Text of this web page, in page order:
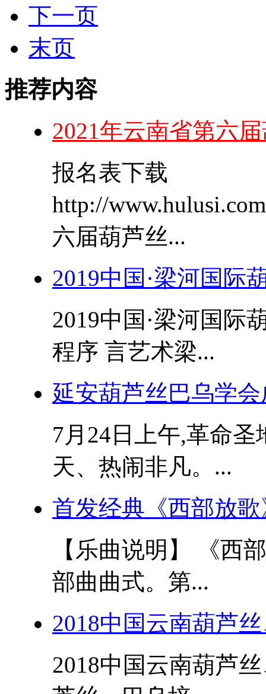
下一页
末页
推荐内容
2021年云南省第六
报名表下载
http://
六届葫芦丝...
2019中国·梁河国际
2019中国·梁河国际
程序 言艺术梁...
延安葫芦丝巴乌学
7月24日上午,革命
天、热闹非凡。...
首发经典《西部放
【乐曲说明】 《西
部曲曲式。第...
2018中国云南葫芦
2018中国云南葫芦